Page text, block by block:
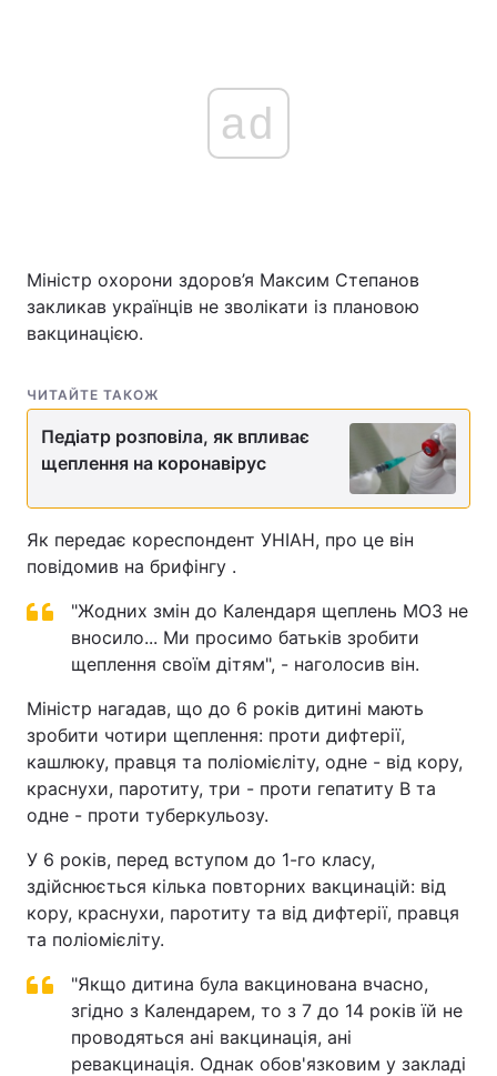
ad
Міністр охорони здоров’я Максим Степанов
закликав українців не зволікати із плановою
вакцинацією.
ЧИТАЙТЕ ТАКОЖ
Педіатр розповіла, як впливає
щеплення на коронавірус
Як передає кореспондент УНІАН, про це він
повідомив на брифінгу .
"Жодних змін до Календаря щеплень МОЗ не
вносило... Ми просимо батьків зробити
щеплення своїм дітям", - наголосив він.
Міністр нагадав, що до 6 років дитині мають
зробити чотири щеплення: проти дифтерії,
кашлюку, правця та поліомієліту, одне - від кору,
краснухи, паротиту, три - проти гепатиту В та
одне - проти туберкульозу.
У 6 років, перед вступом до 1-го класу,
здійснюється кілька повторних вакцинацій: від
кору, краснухи, паротиту та від дифтерії, правця
та поліомієліту.
"Якщо дитина була вакцинована вчасно,
згідно з Календарем, то з 7 до 14 років їй не
проводяться ані вакцинація, ані
ревакцинація. Однак обов'язковим у закладі